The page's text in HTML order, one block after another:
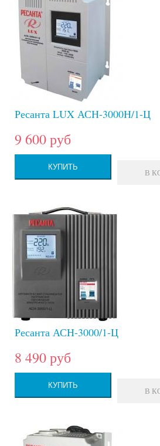
Ресанта LUX АСН-3000Н/1-Ц
9 600 руб
КУПИТЬ
В
Ресанта АСН-3000/1-Ц
8 490 руб
КУПИТЬ
В